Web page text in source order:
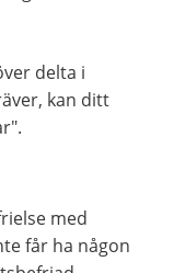
delta i
kan ditt
med
får ha någon